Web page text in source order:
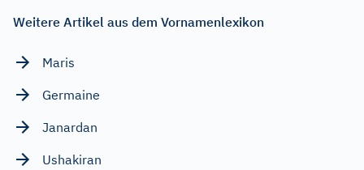
Weitere Artikel aus dem Vornamenlexikon
Maris
Germaine
Janardan
Ushakiran